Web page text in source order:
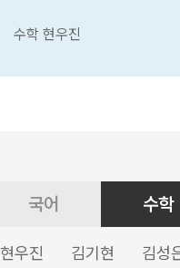
수학 현우진
국어 수학
현우진 김기현 김성